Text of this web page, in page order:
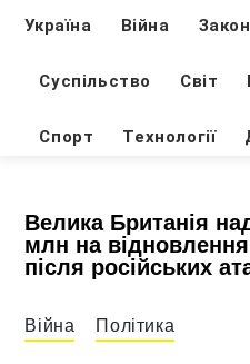
Україна Війна Закон
Суспільство Світ
Спорт Технології
Велика Британія
млн на
після російських
Війна Політика